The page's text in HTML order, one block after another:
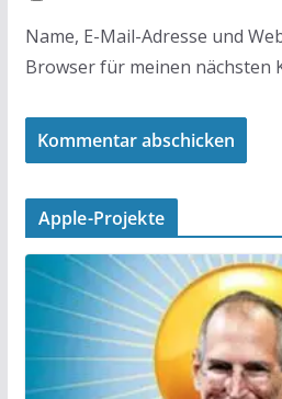
Name, E-Mail-Adresse und
Browser für meinen nächsten
Apple-Projekte